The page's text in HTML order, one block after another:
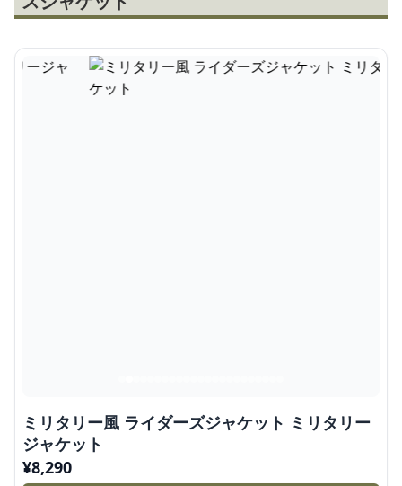
ミリタリー風 ライダーズジャケット ミリタリー
ジャケット
¥8,290